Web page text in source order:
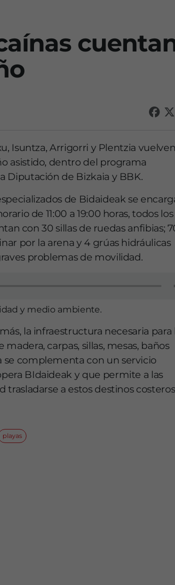
Isuntza, Arrigorri y Plentzia
asistido, dentro del programa
Diputación de Bizkaia y BBK.
de Bidaideak se
de 11:00 a 19:00 horas, todos los
con 30 sillas de ruedas anfibias;
por la arena y 4 grúas hidráulicas
problemas de movilidad.
y medio ambiente.
la infraestructura necesaria para
carpas, sillas, mesas, baños
se complementa con un servicio
BIdaideak y que permite a las
a estos destinos
playas